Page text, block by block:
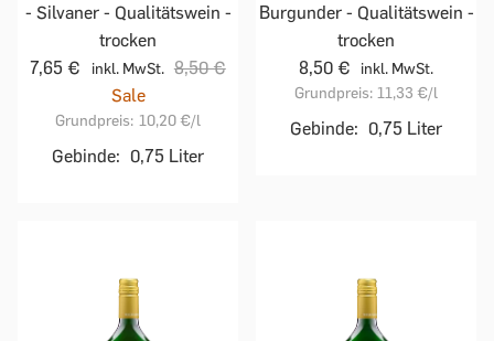
- Silvaner - Qualitätswein -
trocken
7,65 €
inkl. MwSt. 8,50 €
Sale
Grundpreis: 10,20 €/l
Gebinde: 0,75 Liter
Burgunder - Qualitätswein -
trocken
8,50 €
inkl. MwSt.
Grundpreis: 11,33 €/l
Gebinde: 0,75 Liter